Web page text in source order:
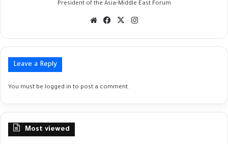
President of the Asia-Middle East Forum
WebsiteFacebook
X
Leave a Reply
You must be logged in to post a comment.
Most viewed